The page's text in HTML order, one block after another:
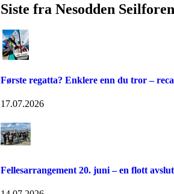
Siste fra Nesodden
Første regatta? Enklere enn du tror –
17.07.2026
Fellesarrangement 20. juni – en flott